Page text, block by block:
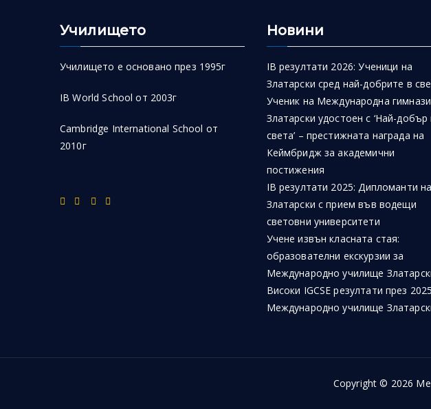
Училището
Училището е основано през 1995г
IB World School от 2003г
Cambridge International School от
2010г
Новини
IB резултати 2026: Ученици на
Златарски сред най-добрите в
Ученик на Международна
Златарски удостоен с ‘Най-добър
света’ – престижната награда на
Кеймбридж за академични
постижения
IB резултати 2025: Дипломанти на
Златарски с прием във водещи
световни университети
Учене извън класната стая:
образователни екскурзии за
Международно училище
Високи IGCSE резултати през
Международно училище
Copyright © 2026